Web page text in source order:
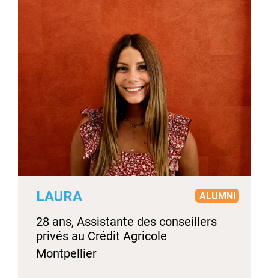
LAURA
28 ans, Assistante des conseillers
privés au Crédit Agricole
Montpellier
ALUMNI